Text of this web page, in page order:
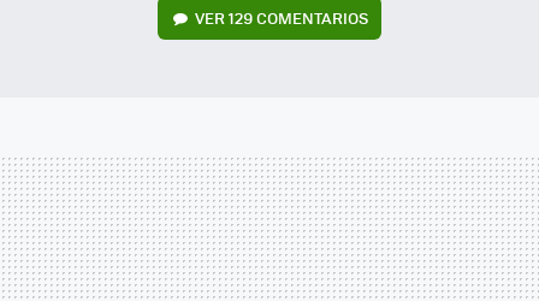
VER129 COMENTARIOS